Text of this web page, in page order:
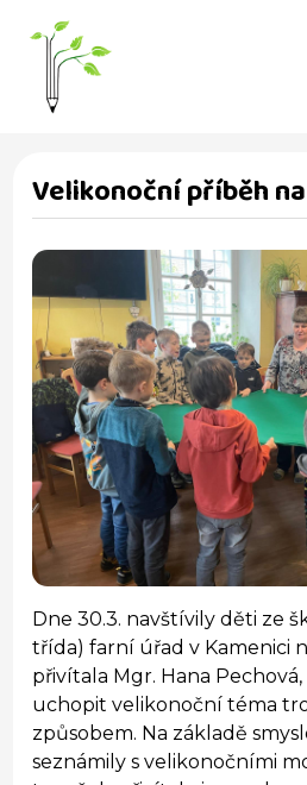
Velikonoční příběh
Dne 30.3. navštívily děti ze
třída) farní úřad v Kamenici
přivítala Mgr. Hana
uchopit velikonoční téma
způsobem. Na základě
seznámily s velikonočními